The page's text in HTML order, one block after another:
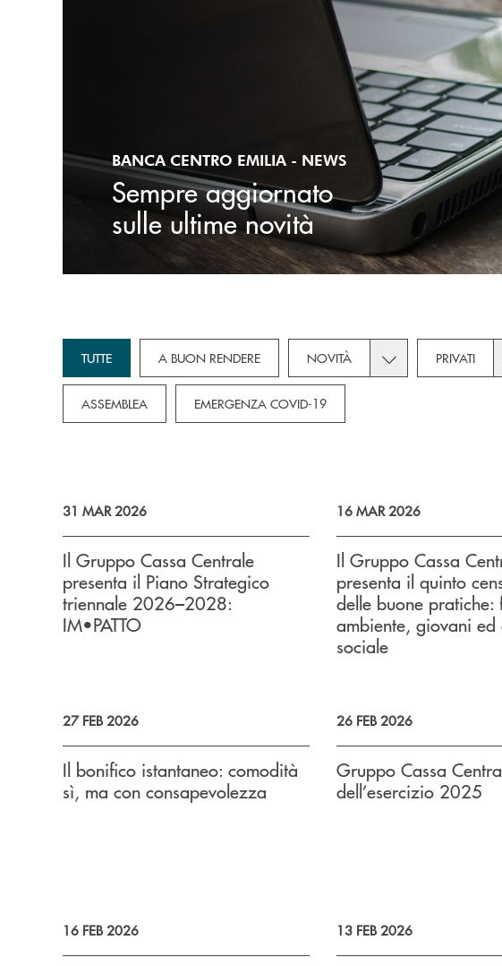
BANCA CENTRO EMILIA - NEWS
Sempre aggiornato
sulle ultime novità
TUTTE A BUON RENDERE NOVITÀ Toggle PRIVATI
ASSEMBLEA EMERGENZA COVID-19
31 MAR 2026
Il Gruppo Cassa Centrale
presenta il Piano Strategico
triennale 2026–2028:
IM•PATTO
16 MAR 2026
Il Gruppo Cassa
presenta il quinto
delle buone pratiche:
ambiente, giovani ed
sociale
27 FEB 2026
Il bonifico istantaneo: comodità
sì, ma con consapevolezza
26 FEB 2026
Gruppo Cassa
dell’esercizio 2025
16 FEB 2026 13 FEB 2026